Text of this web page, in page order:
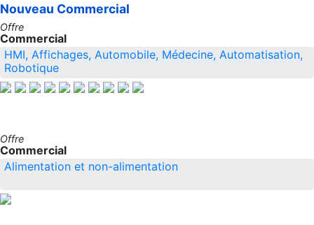
Nouveau Commercial
Offre
Commercial
HMI, Affichages, Automobile, Médecine, Automatisation,
Robotique
Offre
Commercial
Alimentation et non-alimentation